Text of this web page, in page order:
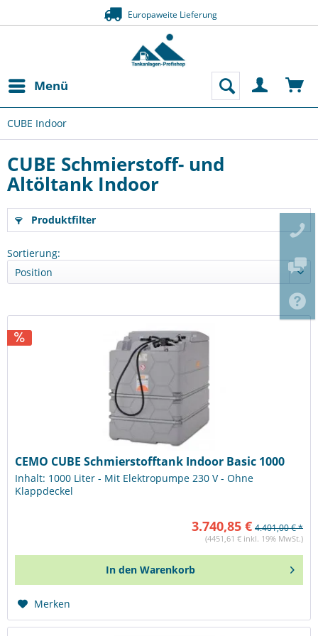
Europaweite Lieferung
Menü
CUBE Indoor
CUBE Schmierstoff- und
Altöltank Indoor
Produktfilter
Sortierung:
CEMO CUBE Schmierstofftank Indoor Basic 1000
Inhalt: 1000 Liter - Mit Elektropumpe 230 V - Ohne
Klappdeckel
3.740,85 € 4.401,00 € *
(4451,61 € inkl. 19% MwSt.)
In den Warenkorb
Merken